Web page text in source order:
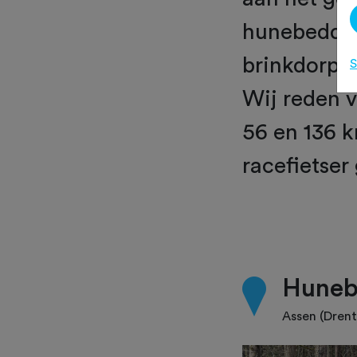
Wij reden
56 en 136
racefietser
Assen